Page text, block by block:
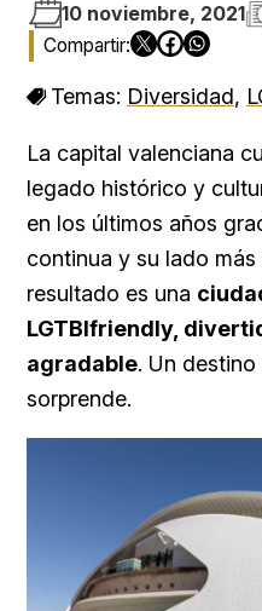
10 noviembre, 2021
Temas: Diversidad,
La capital valenciana
legado histórico y
en los últimos años
continua y su lado
resultado es una
LGTBIfriendly,
agradable. Un
sorprende.